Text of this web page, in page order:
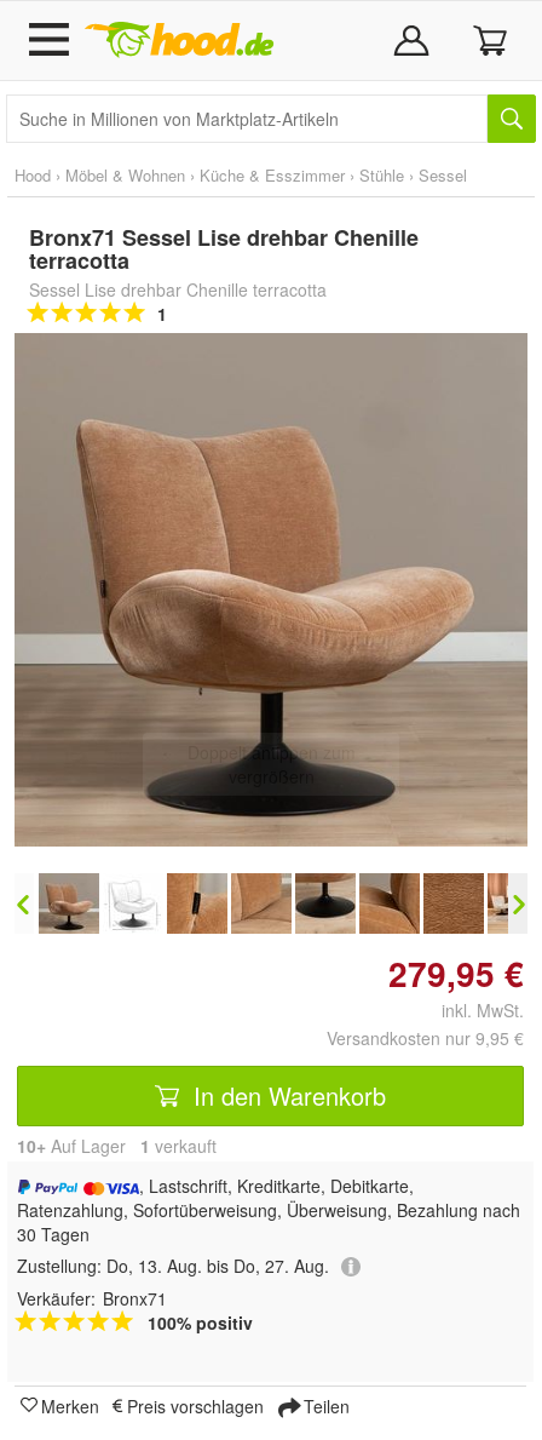
Hood › Möbel & Wohnen › Küche & Esszimmer › Stühle › Sessel
Bronx71 Sessel Lise drehbar Chenille
terracotta
Sessel Lise drehbar Chenille terracotta
1
Doppelt antippen zum
vergrößern
279,95 €
inkl. MwSt.
Versandkosten nur 9,95 €
In den Warenkorb
10+ Auf Lager 1 verkauft
, Lastschrift, Kreditkarte, Debitkarte,
Ratenzahlung, Sofortüberweisung, Überweisung, Bezahlung nach
30 Tagen
Zustellung: Do, 13. Aug. bis Do, 27. Aug.
Verkäufer: Bronx71
100% positiv
Merken Preis vorschlagen Teilen